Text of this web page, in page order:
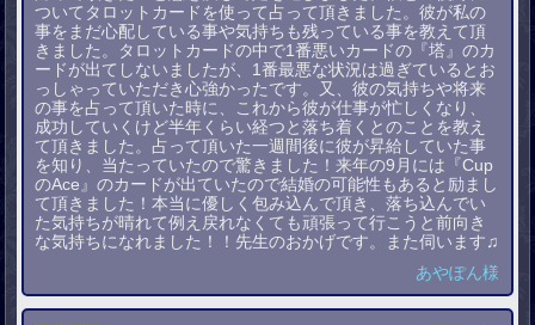
ついてタロットカードを使って占って頂きました。彼が私の
事をまだ心配している事や気持ちも残っている事を教えて頂
きました。タロットカードの中で1番悪いカードの『塔』のカ
ードが出てしないましたが、1番最悪な状況は過ぎているとお
っしゃっていただき心強かったです。又、彼の気持ちや将来
の事を占って頂いた時に、これから彼が仕事が忙しくなり、
成功していくけど半年くらい経つと落ち着くとのことを教え
て頂きました。占って頂いた一週間後に彼が昇給していた事
を知り、当たっていたので驚きました！来年の9月には『Cup
のAce』のカードが出ていたので結婚の可能性もあると励まし
て頂きました！本当に優しく包み込んで頂き、落ち込んでい
た気持ちが晴れて例え戻れなくても頑張って行こうと前向き
な気持ちになれました！！先生のおかげです。また伺います♫
あやぽん様